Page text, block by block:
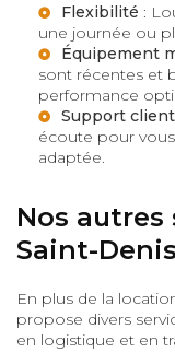
Flexibilité :
une journée ou
Équipement
sont récentes et
performance
Support
écoute pour
adaptée.
Nos autres
Saint-Denis
En plus de la
propose divers
en logistique et en